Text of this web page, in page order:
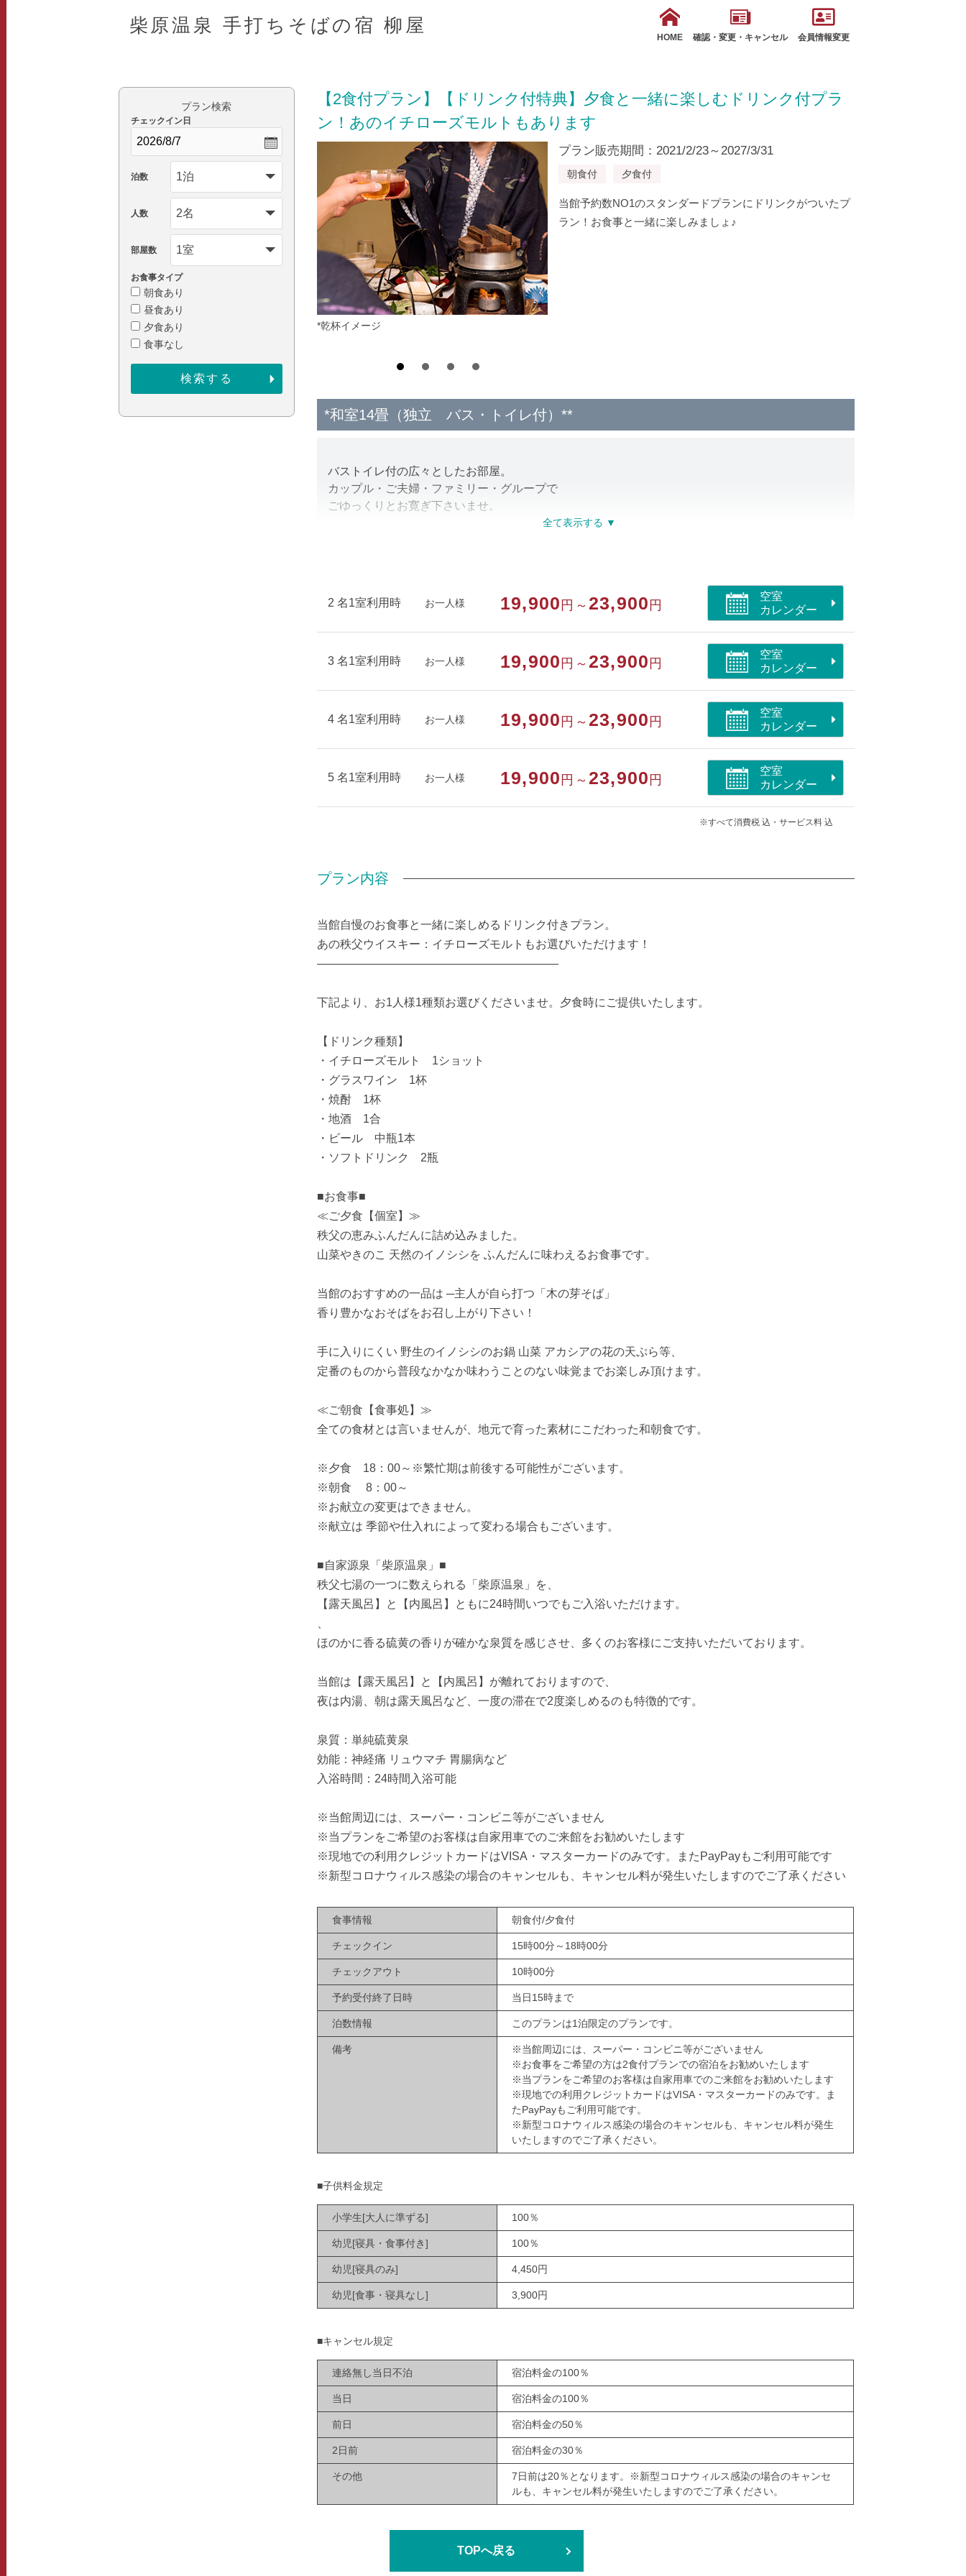
柴原温泉 手打ちそばの宿 柳屋
HOME 確認・変更・キャンセル 会員情報変更
【2食付プラン】【ドリンク付特典】夕食と一緒に楽しむドリンク付プラ
ン！あのイチローズモルトもあります
*乾杯イメージ
プラン販売期間：2021/2/23～2027/3/31
朝食付 夕食付
当館予約数NO1のスタンダードプランにドリンクがついたプ
ラン！お食事と一緒に楽しみましょ♪
*和室14畳（独立 バス・トイレ付）**
バストイレ付の広々としたお部屋。
カップル・ご夫婦・ファミリー・グループで
ごゆっくりとお寛ぎ下さいませ。
部屋特徴 バス/トイレ
2 名1室利用時 お一人様 19,900 円～ 23,900 円
空室
カレンダー
3 名1室利用時 お一人様 19,900 円～ 23,900 円
空室
カレンダー
4 名1室利用時 お一人様 19,900 円～ 23,900 円
空室
カレンダー
5 名1室利用時 お一人様 19,900 円～ 23,900 円
空室
カレンダー
※すべて消費税 込・サービス料 込
プラン内容
当館自慢のお食事と一緒に楽しめるドリンク付きプラン。
あの秩父ウイスキー：イチローズモルトもお選びいただけます！
―――――――――――――――――――――
下記より、お1人様1種類お選びくださいませ。夕食時にご提供いたします。
【ドリンク種類】
・イチローズモルト 1ショット
・グラスワイン 1杯
・焼酎 1杯
・地酒 1合
・ビール 中瓶1本
・ソフトドリンク 2瓶
■お食事■
≪ご夕食【個室】≫
秩父の恵みふんだんに詰め込みました。
山菜やきのこ 天然のイノシシを ふんだんに味わえるお食事です。
当館のおすすめの一品は ─主人が自ら打つ「木の芽そば」
香り豊かなおそばをお召し上がり下さい！
手に入りにくい 野生のイノシシのお鍋 山菜 アカシアの花の天ぷら等、
定番のものから普段なかなか味わうことのない味覚までお楽しみ頂けます。
≪ご朝食【食事処】≫
全ての食材とは言いませんが、地元で育った素材にこだわった和朝食です。
※夕食 18：00～※繁忙期は前後する可能性がございます。
※朝食 8：00～
※お献立の変更はできません。
※献立は 季節や仕入れによって変わる場合もございます。
■自家源泉「柴原温泉」■
秩父七湯の一つに数えられる「柴原温泉」を、
【露天風呂】と【内風呂】ともに24時間いつでもご入浴いただけます。
ほのかに香る硫黄の香りが確かな泉質を感じさせ、多くのお客様にご支持いただいております。
当館は【露天風呂】と【内風呂】が離れておりますので、
夜は内湯、朝は露天風呂など、一度の滞在で2度楽しめるのも特徴的です。
泉質：単純硫黄泉
効能：神経痛 リュウマチ 胃腸病など
入浴時間：24時間入浴可能
※当館周辺には、スーパー・コンビニ等がございません
※当プランをご希望のお客様は自家用車でのご来館をお勧めいたします
※現地での利用クレジットカードはVISA・マスターカードのみです。またPayPayもご利用可能です
※新型コロナウィルス感染の場合のキャンセルも、キャンセル料が発生いたしますのでご了承ください
食事情報 朝食付/夕食付
チェックイン 15時00分～18時00分
チェックアウト 10時00分
予約受付終了日時 当日15時まで
泊数情報 このプランは1泊限定のプランです。
備考
※当館周辺には、スーパー・コンビニ等がございません
※お食事をご希望の方は2食付プランでの宿泊をお勧めいたします
※当プランをご希望のお客様は自家用車でのご来館をお勧めいたします
※現地での利用クレジットカードはVISA・マスターカードのみです。ま
たPayPayもご利用可能です。
※新型コロナウィルス感染の場合のキャンセルも、キャンセル料が発生
いたしますのでご了承ください。
■子供料金規定
小学生[大人に準ずる] 100％
幼児[寝具・食事付き] 100％
幼児[寝具のみ] 4,450円
幼児[食事・寝具なし] 3,900円
■キャンセル規定
連絡無し当日不泊 宿泊料金の100％
当日 宿泊料金の100％
前日 宿泊料金の50％
2日前 宿泊料金の30％
その他
7日前は20％となります。※新型コロナウィルス感染の場合のキャンセ
ルも、キャンセル料が発生いたしますのでご了承ください。
プラン検索
チェックイン日
泊数
人数
部屋数
お食事タイプ
朝食あり
昼食あり
夕食あり
食事なし
TOPへ戻る